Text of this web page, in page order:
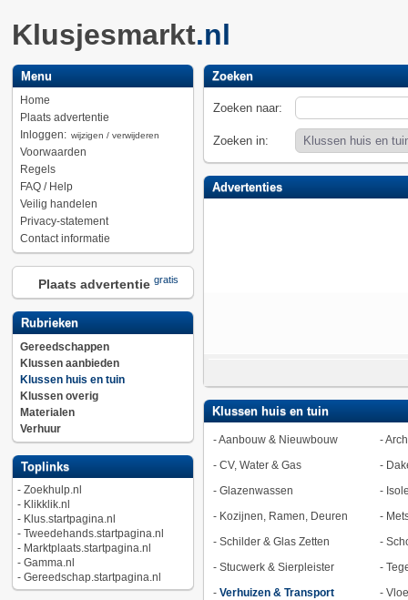
Klusjesmarkt.nl
Menu
Home
Plaats advertentie
Inloggen: wijzigen / verwijderen
Voorwaarden
Regels
FAQ / Help
Veilig handelen
Privacy-statement
Contact informatie
Plaats advertentie gratis
Rubrieken
Gereedschappen
Klussen aanbieden
Klussen huis en tuin
Klussen overig
Materialen
Verhuur
Toplinks
- Zoekhulp.nl
- Klikklik.nl
- Klus.startpagina.nl
- Tweedehands.startpagina.nl
- Marktplaats.startpagina.nl
- Gamma.nl
- Gereedschap.startpagina.nl
Zoeken
Zoeken naar:
Zoeken in:
Advertenties
Klussen huis en tuin
-Aanbouw & Nieuwbouw -
- CV, Water & Gas -
- Glazenwassen -
- Kozijnen, Ramen, Deuren -
- Schilder & Glas Zetten -
- Stucwerk & Sierpleister -
- Verhuizen & Transport -